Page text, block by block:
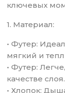
ключевых
1. Материал:
• Футер:
мягкий и
• Футер:
качестве слоя.
• Хлопок: